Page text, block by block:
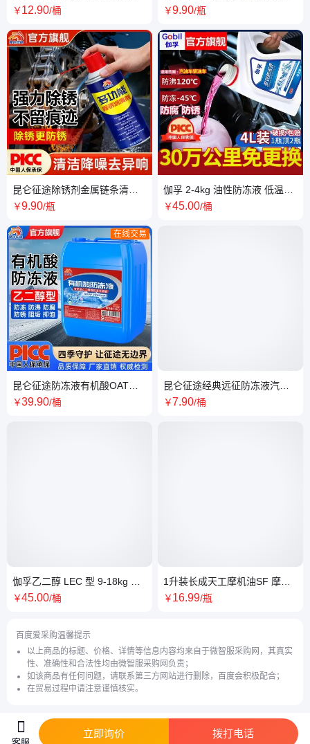
镀膜去油四季通用冬季防冻40
￥12.90/桶
昆仑征途除锈剂金属链条清洗
剂强力去污润滑剂自行车链条
￥9.90/瓶
在线交易
昆仑征途防冻液有机酸OAT冷
却液柴汽油货车红绿色兼容通
￥39.90/桶
伽孚乙二醇 LEC 型 9-18kg 防
冻液 汽车冷却液 零下 45 度耐
￥45.00/桶
两用多功能门锁清洁翻新螺丝
￥9.90/瓶
伽孚 2-4kg 油性防冻液 低温防
冻 高温防沸 汽车冷却液
￥45.00/桶
昆仑征途经典远征防冻液汽车
发动机冷却液水箱宝冷冻液四
￥7.90/桶
1升装长成天工摩机油SF 摩托
车行采购优选 润滑护引擎批量
￥16.99/瓶
百度爱采购温馨提示
以上商品的标题、价格、详情等信息内容均来自于微智服采购网，其真实
性、准确性和合法性均由微智服采购网负责；
如该商品有任何问题，请联系第三方网站进行删除，百度会积极配合；
在贸易过程中请注意谨慎核实。
立即询价 拨打电话